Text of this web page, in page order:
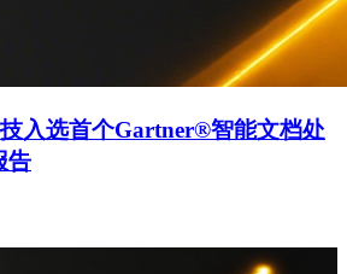
入选首个Gartner®智能文档处
告